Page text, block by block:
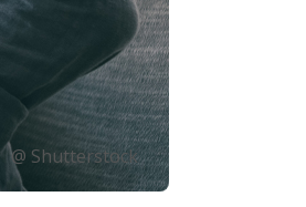
@ Shutterstock